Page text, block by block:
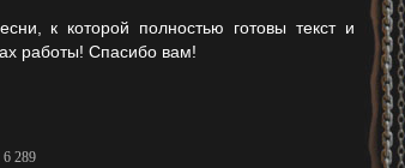
к которой полностью готовы текст и
работы! Спасибо вам!
6 289